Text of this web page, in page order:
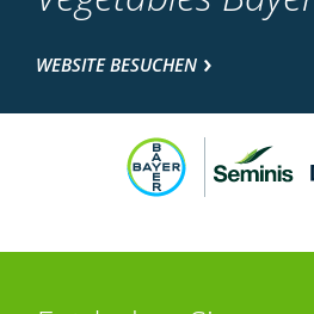
WEBSITE BESUCHEN